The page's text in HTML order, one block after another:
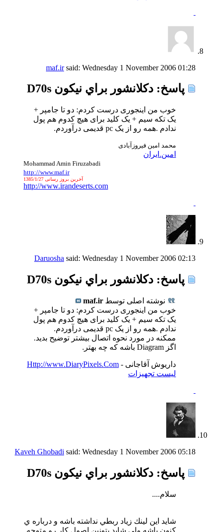
maf.irsaid: Wednesday 1 November 2006 01:28
پاسخ: دكلانشور براي نيكون D70s
خوب من اینجوری درست کردم: دو تا جامپر +
یک تکه سیم + یک کلید برای هیچ کدوم هم پول
ندادم .همه رو از یک pc قدیمی درآوردم.
محمد امین فیروزآبادی
امین.ایران
Mohammad Amin Firuzabadi
http://www.maf.ir
آخرین بروز رسانی 1385/1/27
http://www.irandeserts.com
Daruosha said: Wednesday 1 November 2006 02:13
پاسخ: دكلانشور براي نيكون D70s
نوشته اصلی توسط maf.ir
خوب من اینجوری درست کردم: دو تا جامپر +
یک تکه سیم + یک کلید برای هیچ کدوم هم پول
ندادم .همه رو از یک pc قدیمی درآوردم.
ممکنه در مورد نحوه اتصال بیشتر توضیح بدید.
اگز Diagram باشه که چه بهتر.
داریوش آقاجانی - Http://www.DiaryPixels.Com
لیست تجهیزات
Kaveh Ghobadi said: Wednesday 1 November 2006 05:18
پاسخ: دكلانشور براي نيكون D70s
سلام....
شايد اين لينك زياد ربطي نداشته باشه و درباره ي
كنون باشه ولي شايد بتونين اصول كار رو متوجه